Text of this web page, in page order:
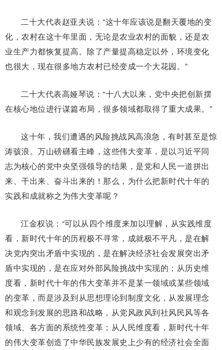
二十大代表赵亚夫说：“这十年应该说是翻天覆地的变
化，农村在这十年里面，无论是农业农村的面貌，还是农
业生产力都恢复提高。除了产量提高稳定以外，环境变化
也很大，现在很多地方农村已经变成一个大花园。”
二十大代表高娅琴说：“十八大以来，党中央把创新摆
在核心地位进行谋篇布局，很多领域都取得了重大成果。”
这十年，我们遭遇的风险挑战风高浪急，有时甚至是惊
涛骇浪。万山磅礴看主峰，这些伟大变革，是以习近平同
志为核心的党中央坚强领导的结果，是党和人民一道拼出
来、干出来、奋斗出来的！那么，为什么把新时代十年的
实践和成就称之为伟大变革呢？
江金权说：“可以从四个维度来加以理解，从实践维度
看，新时代十年的历程极不寻常，成就极不平凡，是在解
决党内突出矛盾中实现的，是在解决经济社会发展突出矛
盾中实现的，是在应对外部风险挑战中实现的；从历史维
度看，新时代十年的伟大变革并不是某一领域或某些领域
的变革，而是涉及到从思想理论到制度文化，从发展理念
和观念到发展的思路和战略，从党风政风到社风民风等各
领域、各方面的系统性变革；从人民维度看，新时代十年
的伟大变革创造了中华民族发展史上少有的经济社会全面